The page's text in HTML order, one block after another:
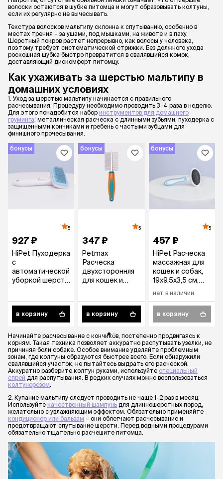
волоски остаются в шубке питомца и могут образовывать колтуны,
если их регулярно не вычесывать.
Текстура волосков мальтипу склонна к спутыванию, особенно в
местах трения – за ушами, под мышками, на животе и в паху.
Шерстный покров растет непрерывно, как волосы у человека,
поэтому требует систематической стрижки. Без должного ухода
роскошная шубка быстро превратится в свалявшийся комок,
доставляющий дискомфорт питомцу.
Как ухаживать за шерстью мальтипу в
домашних условиях
1. Уход за шерстью мальтипу начинается с правильного
расчесывания. Процедуру необходимо проводить 3-4 раза в неделю.
Для этого понадобится набор инструментов для домашнего
груминга: металлическая расческа с длинными зубьями, пуходерка с
защищенными кончиками и гребень с частыми зубцами для
финишного прочесывания.
бонусы
5
927 ₽
HiPet Пуходерка
с
автоматической
уборкой шерсти
19,5х10,7х5,8 см,
голубая
в корзину
бонусы
5
347 ₽
Petmax
Расческа
двухсторонняя
для кошек и
густым
подшерстком,
21х5,2 см
в корзину
бонусы
5
457 ₽
HiPet Расческа
массажная для
кошек и собак,
19х9,5х3,5 см,
нет в наличии
в корзину
Начинайте расчесывание с кончиков, постепенно продвигаясь к
корням. Такая техника позволяет аккуратно распутывать узелки, не
причиняя боли собаке. Особое внимание уделяйте проблемным
зонам, где колтуны образуются быстрее всего. Если обнаружили
свалявшийся участок, не пытайтесь выдрать его расческой.
Аккуратно разберите колтун руками, используйте специальный
спрей для распутывания. В редких случаях можно воспользоваться
колтунорезом
2. Купание мальтипу следует проводить не чаще 1-2 раз в месяц.
Используйте качественный шампунь для длинношерстных пород,
желательно с увлажняющим эффектом. Обязательно применяйте
кондиционер или бальзам – они облегчают расчесывание и
предотвращают спутывание шерсти. Перед водными процедурами
обязательно тщательно расчешите питомца.